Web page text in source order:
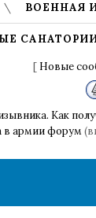
ВОЕННАЯ
[ Новые
Как
армии форум